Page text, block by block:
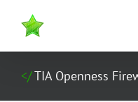
Inhalt
springen
TIA Openness